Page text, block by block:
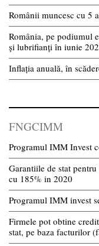
Românii muncesc cu 5
România, pe podiumul
și lubrifianți în iunie
Inflația anuală, în
FNGCIMM
Programul IMM Invest
Garantiile de stat
cu 185% in 2020
Programul IMM invest
Firmele pot obtine
stat, pe baza facturilor